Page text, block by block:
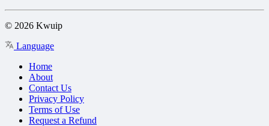
© 2026 Kwuip
Language
Home
About
Contact Us
Privacy Policy
Terms of Use
Request a Refund